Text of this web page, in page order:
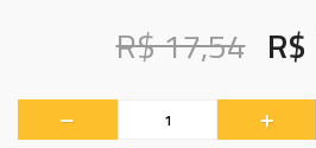
R$ 17,54 R$